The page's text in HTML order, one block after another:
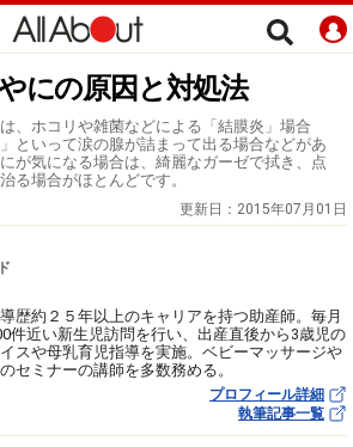
にの原因と対処法
、ホコリや雑菌などによる「結膜炎」場合
といって涙の腺が詰まって出る場合などがあ
が気になる場合は、綺麗なガーゼで拭き、点
る場合がほとんどです。
更新日： 2015年07月01日
歴約２５年以上のキャリアを持つ助産師。毎月
件近い新生児訪問を行い、出産直後から3歳児の
スや母乳育児指導を実施。ベビーマッサージや
セミナーの講師を多数務める。
プロフィール詳細
執筆記事一覧